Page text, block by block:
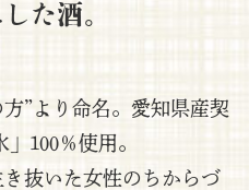
た酒。
”より命名。愛知県産契
100％使用。
抜いた女性のちからづ